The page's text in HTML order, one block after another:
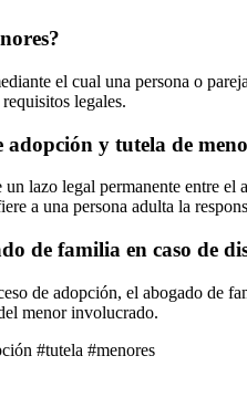
el cual una persona o
legales.
y tutela de
lazo legal permanente entre
a una persona adulta la
de familia en caso de
de adopción, el abogado de
menor involucrado.
#tutela #menores